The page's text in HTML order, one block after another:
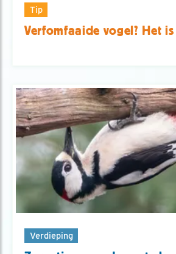
Tip
Verfomfaaide vogel? Het
Verdieping